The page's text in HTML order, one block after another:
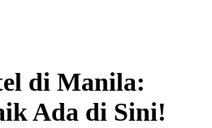
di Manila:
Ada di Sini!